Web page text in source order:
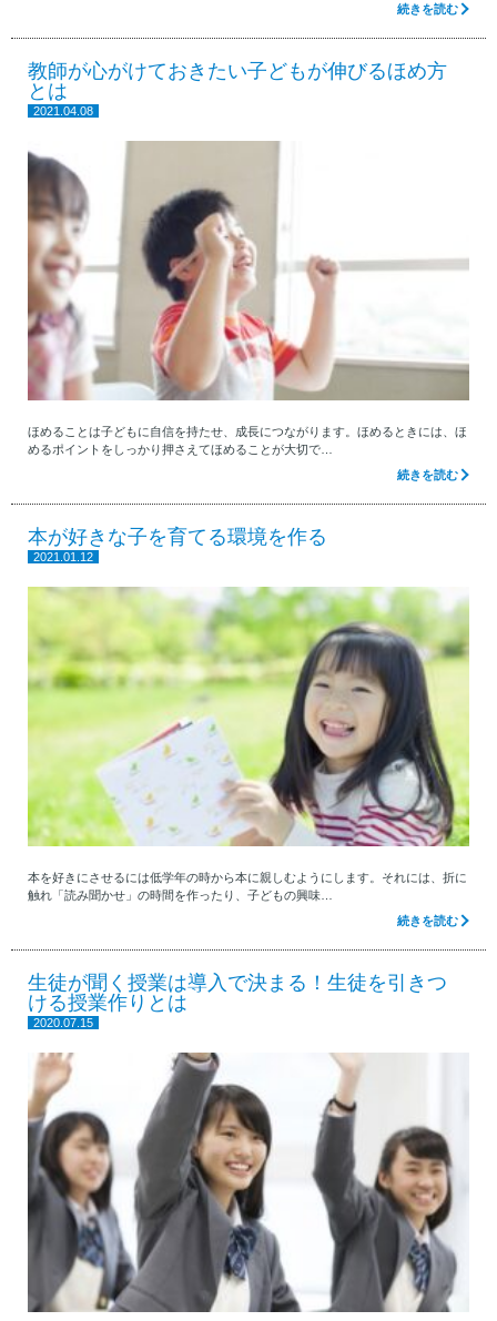
続きを読む
教師が心がけておきたい子どもが伸びるほめ方
とは
2021.04.08
ほめることは子どもに自信を持たせ、成長につながります。ほめるときには、ほ
めるポイントをしっかり押さえてほめることが大切で…
続きを読む
本が好きな子を育てる環境を作る
2021.01.12
本を好きにさせるには低学年の時から本に親しむようにします。それには、折に
触れ「読み聞かせ」の時間を作ったり、子どもの興味…
続きを読む
生徒が聞く授業は導入で決まる！生徒を引きつ
ける授業作りとは
2020.07.15